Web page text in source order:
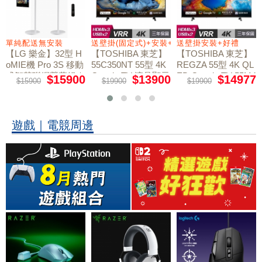
禮
單純配送無安裝
【LG 樂金】32型 H
oMIE機 Pro 3S 移動
式智慧聯網螢幕組｜
單純配送
$15900 $15900
送壁掛(固定式)+安裝+好禮贈
【TOSHIBA 東芝】
55C350NT 55型 4K
Google TV 液晶顯示
器｜含壁掛(固定式)
+安裝
$19900 $13900
送壁掛安裝+好禮
【TOSHIBA 東芝】
REGZA 55型 4K QL
ED Google TV 55M4
50NT液晶顯示器｜
$19900 $14977
遊戲｜電競周邊